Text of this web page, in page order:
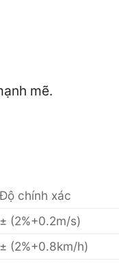
mẽ.
Độ chính xác
± (2%+0.2m/s)
± (2%+0.8km/h)